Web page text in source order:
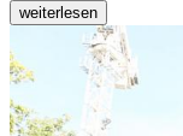
weiterlesen